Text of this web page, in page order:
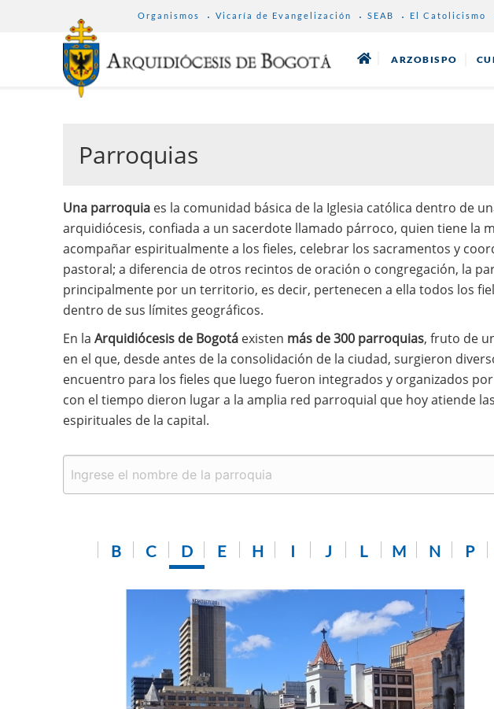
MENU
Organismos Vicaría de Evangelización SEAB El Catolicismo
ARZOBISPO
Parroquias
Una parroquia es la comunidad básica de la Iglesia católica dentro de
arquidiócesis, confiada a un sacerdote llamado párroco, quien tiene la
acompañar espiritualmente a los fieles, celebrar los sacramentos y
pastoral; a diferencia de otros recintos de oración o congregación, la
principalmente por un territorio, es decir, pertenecen a ella todos los
dentro de sus límites geográficos.
En la Arquidiócesis de Bogotáexisten más de 300 parroquias, fruto de
en el que, desde antes de la consolidación de la ciudad, surgieron
encuentro para los fieles que luego fueron integrados y organizados por
con el tiempo dieron lugar a la amplia red parroquial que hoy atiende
espirituales de la capital.
B C D E H I J L M N P